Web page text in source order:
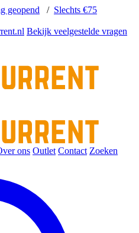
geopend / Slechts €75
Bekijk veelgestelde vragen
ons Outlet Contact Zoeken